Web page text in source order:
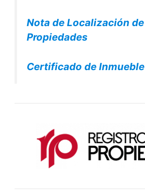
Nota de Localización de
Propiedades
Certificado de Inmueble